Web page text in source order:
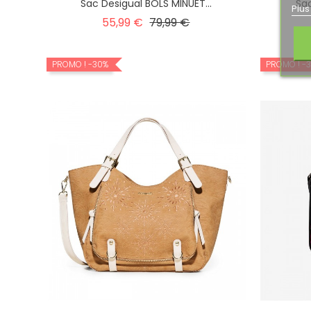
Sac Desigual BOLS MINUET...
55,99 € Prix
79,99 €Prix
PROMO ! -30% PROMO !-